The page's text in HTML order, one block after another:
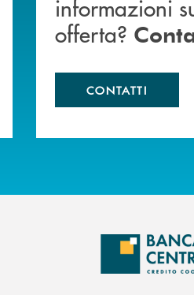
informazioni
offerta?
CONTATTI